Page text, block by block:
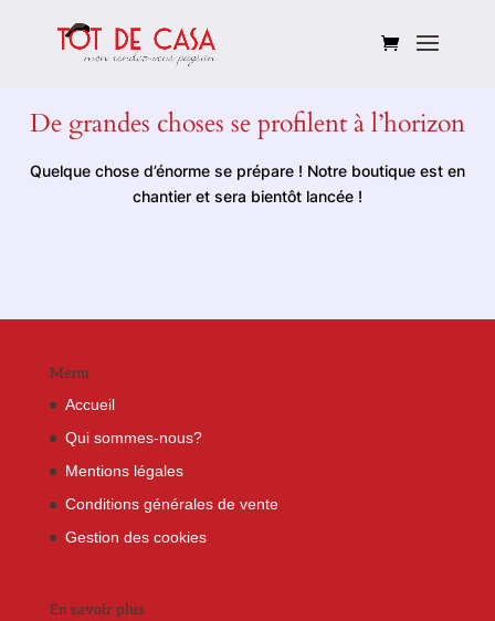
De grandes choses se profilent à l’horizon
Quelque chose d’énorme se prépare ! Notre boutique est en
chantier et sera bientôt lancée !
Menu
Accueil
Qui sommes-nous?
Mentions légales
Conditions générales de vente
Gestion des cookies
En savoir plus